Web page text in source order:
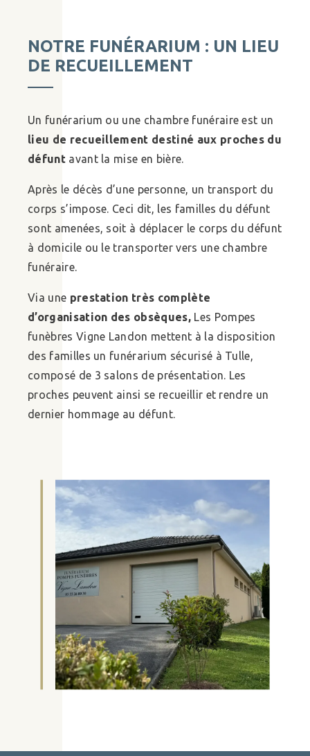
NOTRE FUNÉRARIUM : UN LIEU
DE RECUEILLEMENT
Un funérarium ou une chambre funéraire est un
lieu de recueillement destiné aux proches du
défuntavant la mise en bière.
Après le décès d’une personne, un transport du
corps s’impose. Ceci dit, les familles du défunt
sont amenées, soit à déplacer le corps du défunt
à domicile ou le transporter vers une chambre
funéraire.
Via une prestation très complète
d’organisation des obsèques,Les Pompes
funèbres Vigne Landon mettent à la disposition
des familles un funérarium sécurisé à Tulle,
composé de 3 salons de présentation. Les
proches peuvent ainsi se recueillir et rendre un
dernier hommage au défunt.